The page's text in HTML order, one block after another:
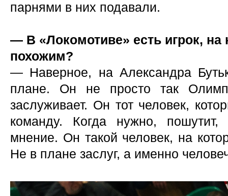
парнями в них подавали.
— В «Локомотиве» есть игрок, на
похожим?
— Наверное, на Александра
плане. Он не просто так
заслуживает. Он тот человек,
команду. Когда нужно, пошутит,
мнение. Он такой человек, на
Не в плане заслуг, а именно